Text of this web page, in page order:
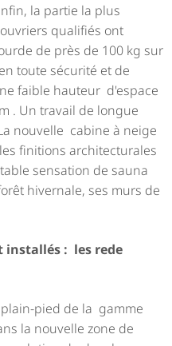
la partie la plus
qualifiés ont
de près de 100 kg sur
toute sécurité et de
faible hauteur d'espace
. Un travail de longue
nouvelle cabine à neige
finitions archi­tec­tu­rales
sensation de sauna
hivernale, ses murs de
installés : les rede
pied de la gamme
la nouvelle zone de